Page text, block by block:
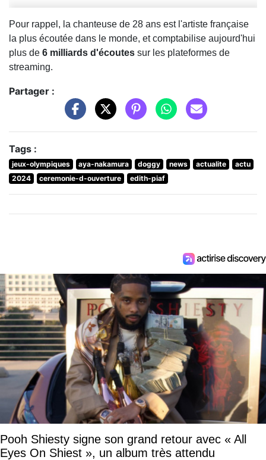
Pour rappel, la chanteuse de 28 ans est l'artiste française
la plus écoutée dans le monde, et comptabilise aujourd'hui
plus de 6 milliards d'écoutes sur les plateformes de
streaming.
Partager :
Tags :
jeux-olympiques aya-nakamura doggy news actualite
actu
2024
ceremonie-d-ouverture edith-piaf
Pooh Shiesty signe son grand retour avec « All
Eyes On Shiest », un album très attendu